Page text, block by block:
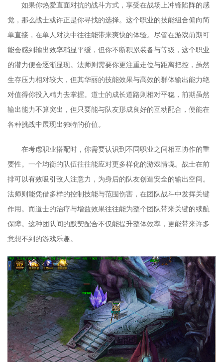
如果你热爱直面对抗的战斗方式，享受在战场上冲锋陷阵的感
觉，那么战士或许正是你寻找的选择。这个职业的技能组合偏向简
单直接，在单人对决中往往能带来爽快的体验。尽管在游戏前期可
能会感到输出效率稍显平缓，但你不断积累装备与等级，这个职业
的潜力便会逐渐显现。法师则需要你更注重走位与距离把控，虽然
生存压力相对较大，但其华丽的技能效果与高效的群体输出能力绝
对值得你投入精力去掌握。道士的成长道路则相对平稳，前期虽然
输出能力不算突出，但只要能与队友形成良好的互动配合，便能在
各种挑战中展现出独特的价值。
在考虑职业搭配时，你需要认识到不同职业之间相互协作的重
要性。一个均衡的队伍往往能应对更多样化的游戏情境。战士在前
排可以有效吸引敌人注意力，为身后的队友创造安全的输出空间。
法师则能凭借多样的控制技能与范围伤害，在团队战斗中发挥关键
作用。而道士的治疗与增益效果往往能为整个团队带来关键的续航
保障。这种团队间的默契配合不仅能提升整体效率，更能带来许多
意想不到的游戏乐趣。